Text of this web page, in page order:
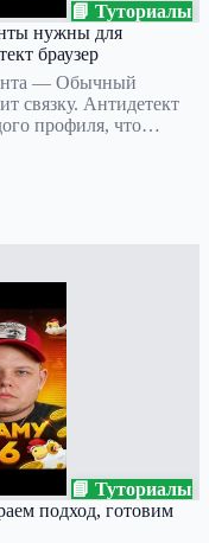
📘 Туториалы
нужны для
браузер
— Обычный
связку. Антидетект
профиля, что…
📘 Туториалы
подход, готовим